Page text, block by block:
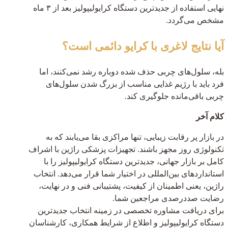
نهایی استفاده از جدیدترین دستگاه کرایولیپولیز بعد از ۳ ماه
مشخص می‌گردد.
آیا نتایج لاغری با کرایو دائمی است؟
بله، سلول‌های چربی حذف شده دوباره رشد نمی‌کنند، اما
فرد باید با رژیم غذایی مناسب از بزرگ شدن سلول‌های
چربی باقی‌مانده جلوگیری کند.
کلام آخر
در بازار پر رقابت زیبایی، تنها مراکزی بقا می‌یابند که به
تکنولوژی روز مجهز باشند. تجهیزات پزشکی راژین با اشراف
کامل بر بازار جهانی، جدیدترین دستگاه کرایولیپولیز را با
استانداردهای بین‌المللی در اختیار شما قرار می‌دهد. انتخاب
راژین، یعنی اطمینان از کیفیت، پشتیبانی فنی و در نهایت،
رضایت صددرصدی مراجعین شما.
برای دریافت مشاوره تخصصی در زمینه انتخاب جدیدترین
دستگاه کرایولیپولیز و اطلاع از شرایط همکاری، کارشناسان